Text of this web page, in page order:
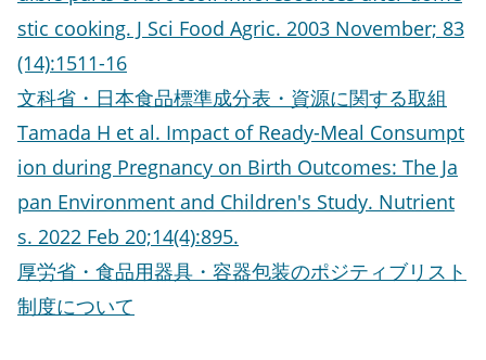
stic cooking. J Sci Food Agric. 2003 November; 83
(14):1511-16
文科省・日本食品標準成分表・資源に関する取組
Tamada H et al. Impact of Ready-Meal Consumpt
ion during Pregnancy on Birth Outcomes: The Ja
pan Environment and Children's Study. Nutrient
s. 2022 Feb 20;14(4):895.
厚労省・食品用器具・容器包装のポジティブリスト
制度について